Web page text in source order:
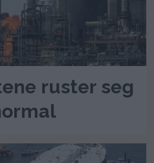
ruster seg